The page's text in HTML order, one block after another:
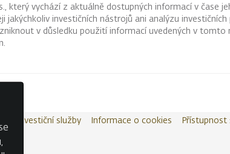
který vychází z aktuálně dostupných informací v
jakýchkoliv investičních nástrojů ani analýzu
v důsledku použití informací uvedených v
Investiční služby Informace o cookies Přístupnost